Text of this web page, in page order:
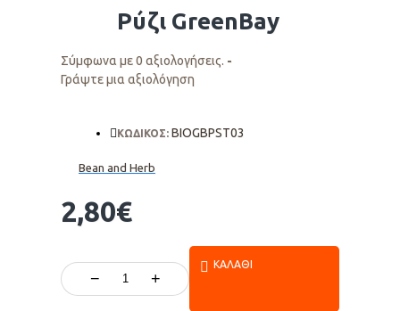
Ρύζι GreenBay
Σύμφωνα με 0 αξιολογήσεις. -
Γράψτε μια αξιολόγηση
2,80€
ΚΩΔΙΚΟΣ: BIOGBPST03
Bean and Herb
− +
ΚΑΛΆΘΙ